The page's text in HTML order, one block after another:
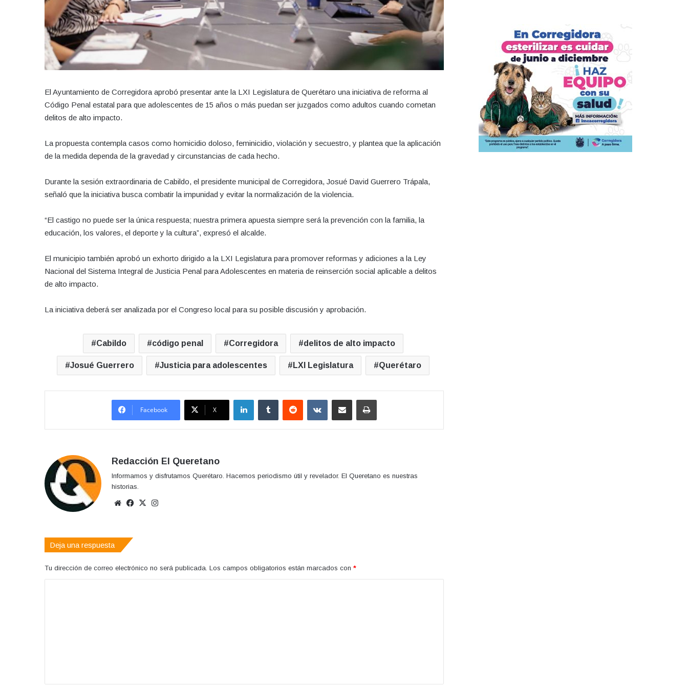
El Ayuntamiento de Corregidora aprobó presentar ante la LXI Legislatura de Querétaro una iniciativa de reforma al
Código Penal estatal para que adolescentes de 15 años o más puedan ser juzgados como adultos cuando cometan
delitos de alto impacto.
La propuesta contempla casos como homicidio doloso, feminicidio, violación y secuestro, y plantea que la aplicación
de la medida dependa de la gravedad y circunstancias de cada hecho.
Durante la sesión extraordinaria de Cabildo, el presidente municipal de Corregidora, Josué David Guerrero Trápala,
señaló que la iniciativa busca combatir la impunidad y evitar la normalización de la violencia.
“El castigo no puede ser la única respuesta; nuestra primera apuesta siempre será la prevención con la familia, la
educación, los valores, el deporte y la cultura”, expresó el alcalde.
El municipio también aprobó un exhorto dirigido a la LXI Legislatura para promover reformas y adiciones a la Ley
Nacional del Sistema Integral de Justicia Penal para Adolescentes en materia de reinserción social aplicable a delitos
de alto impacto.
La iniciativa deberá ser analizada por el Congreso local para su posible discusión y aprobación.
Cabildo código penal Corregidora delitos de alto impacto
Josué Guerrero Justicia para adolescentes LXI Legislatura Querétaro
Facebook X
LinkedInTumblr Reddit VKontakteCompartir por correo electrónicoImprimir
Redacción El Queretano
Informamos y disfrutamos Querétaro. Hacemos periodismo útil y revelador. El Queretano es nuestras
historias.
Sitio
Facebook
X
Deja una respuesta
Tu dirección de correo electrónico no será publicada. Los campos obligatorios están marcados con *